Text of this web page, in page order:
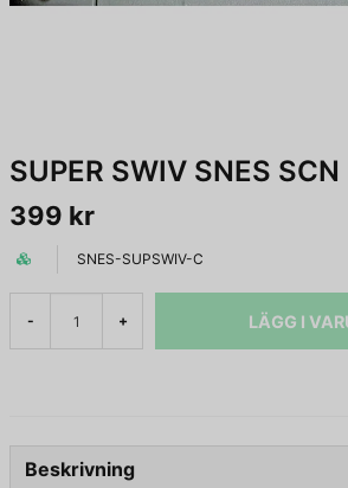
SUPER SWIV SNES SCN
399 kr
SNES-SUPSWIV-C
- + LÄGG I
Beskrivning